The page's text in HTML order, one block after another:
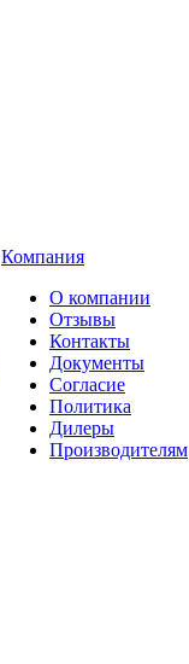
Компания
О компании
Отзывы
Контакты
Документы
Согласие
Политика
Дилеры
Производителям